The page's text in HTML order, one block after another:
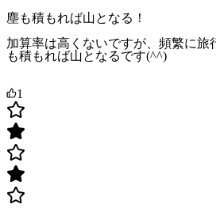
塵も積もれば山となる！
加算率は高くないですが、頻繁に旅
も積もれば山となるです(^^)
1